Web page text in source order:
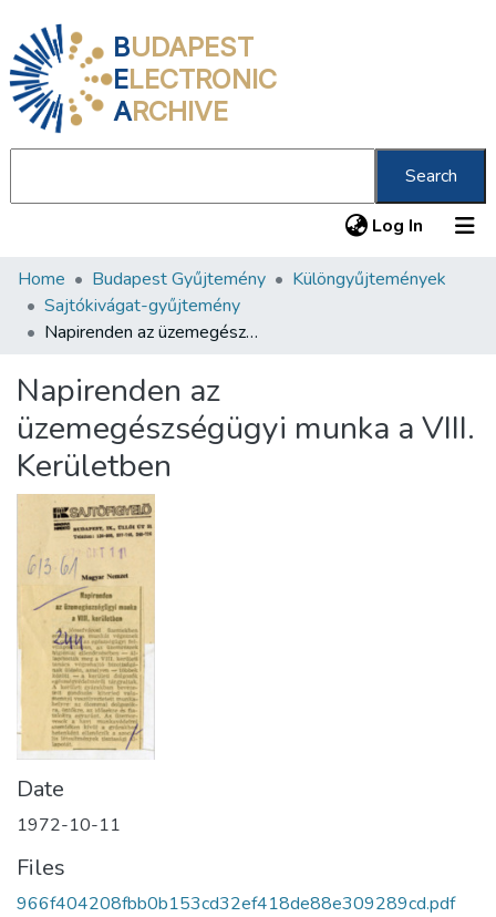
BUDAPEST
ELECTRONIC
ARCHIVE
Search
Log In (current)
Communities & Collections
All of DSpace
About us
Home Budapest Gyűjtemény
Különgyűjtemények
Sajtókivágat-gyűjtemény
Napirenden az üzemegészségügyi munka a VIII. Kerületben
Napirenden az
üzemegészségügyi munka a VIII.
Kerületben
Date
1972-10-11
Files
966f404208fbb0b153cd32ef418de88e309289cd.pdf